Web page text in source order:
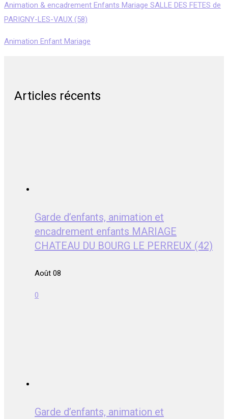
Animation & encadrement Enfants Mariage SALLE DES FETES de
PARIGNY-LES-VAUX (58)
Animation Enfant Mariage
Articles récents
Garde d’enfants, animation et
encadrement enfants MARIAGE
CHATEAU DU BOURG LE PERREUX (42)
Août 08
0
Garde d’enfants, animation et